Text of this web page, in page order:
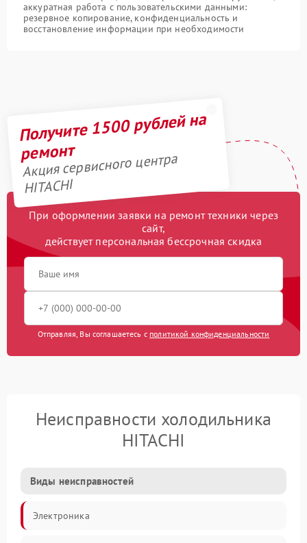
аккуратная работа с пользовательскими данными:
резервное копирование, конфиденциальность и
восстановление информации при необходимости
Получите 1500 рублей на
ремонт
Акция сервисного центра
HITACHI
При оформлении заявки на ремонт техники через
сайт,
действует персональная бессрочная скидка
Отправляя, Вы соглашаетесь с политикой конфиденциальности
Неисправности холодильника
HITACHI
Виды неисправностей
Электроника